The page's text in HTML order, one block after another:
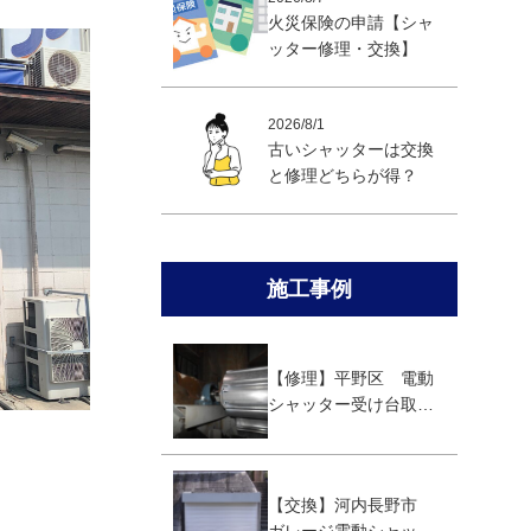
火災保険の申請【シャ
ッター修理・交換】
2026/8/1
古いシャッターは交換
と修理どちらが得？
施工事例
【修理】平野区 電動
シャッター受け台取替
【交換】河内長野市